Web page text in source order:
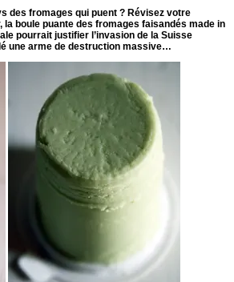
des fromages qui puent ? Révisez votre
boule puante des fromages faisandés made in
pourrait justifier l’invasion de la Suisse
une arme de destruction massive…